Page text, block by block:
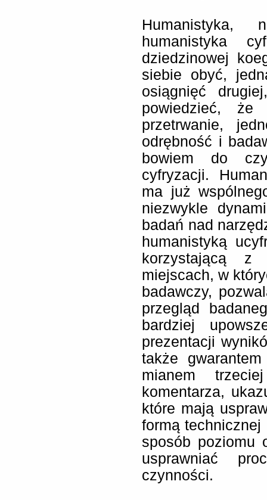
humanistyka
dziedzinowej
siebie obyć,
osiągnięć
powiedzieć, że
przetrwanie,
odrębność i
bowiem do
cyfryzacji.
ma już
niezwykle
badań nad
humanistyką
korzystającą
miejscach, w
badawczy,
przegląd
bardziej
prezentacji
także
mianem
komentarza,
które mają
formą
sposób poziomu
usprawniać
czynności.